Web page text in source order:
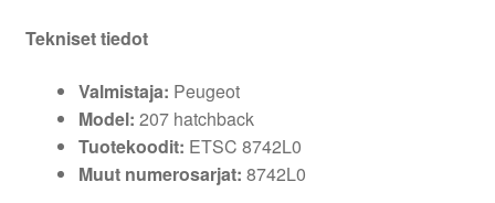
Tekniset tiedot
Valmistaja: Peugeot
Model: 207 hatchback
Tuotekoodit: ETSC 8742L0
Muut numerosarjat: 8742L0